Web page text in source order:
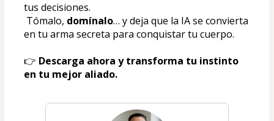
tus decisiones.
Tómalo, domínalo… y deja que la IA se convierta
en tu arma secreta para conquistar tu cuerpo.
👉 Descarga ahora y transforma tu instinto
en tu mejor aliado.